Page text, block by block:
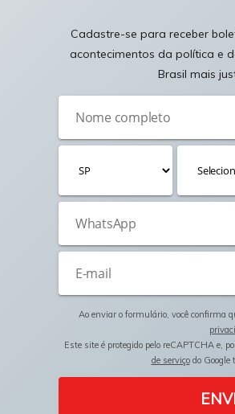
Cadastre-se para receber
acontecimentos da política e
Brasil mais
Ao enviar o formulário, você confirma
Este site é protegido pelo reCAPTCHA e,
de serviçodo Google